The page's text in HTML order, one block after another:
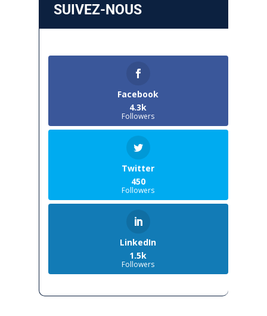
SUIVEZ-NOUS
Facebook
4.3k
Followers
Twitter
450
Followers
LinkedIn
1.5k
Followers